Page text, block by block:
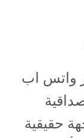
واتس اب
حقيقية